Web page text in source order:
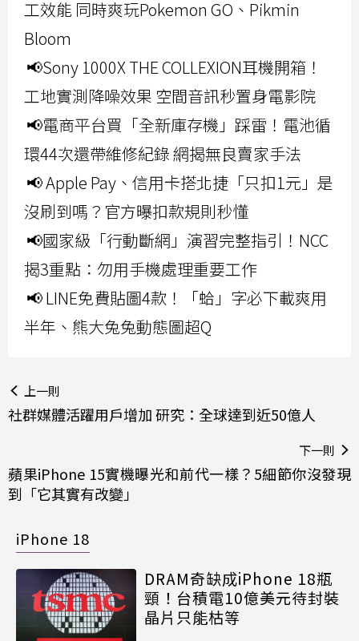
工效能 同時爽玩Pokemon GO、Pikmin
Bloom
📢Sony 1000X THE COLLEXION耳機開箱！
工地實測降噪效果 空間音訊秒置身電影院
📢電商平台買「全新庫存機」踩雷！電池循
環44次還帶維修紀錄 網揭無良賣家手法
📢 Apple Pay、信用卡搭北捷「只扣1元」是
沒刷到嗎？官方曝扣款規則秒懂
📢國家級「行動斷網」演習完整指引！NCC
揭3重點：勿用手機處理重要工作
📢 LINE免費貼圖4款！「蛤」字必下載爽用
半年、熊大兔兔動態圖超Q
上一則
社群媒體活躍用戶增加 研究：全球達到近50億人
下一則
蘋果iPhone 15實機曝光和前代一樣？5細節你沒發現
到「它其實有改變」
iPhone 18
DRAM奇缺成iPhone 18瓶
頸！台積電10億美元待封裝
晶片只能枯等